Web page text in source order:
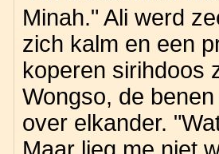
Minah." Ali werd
zich kalm en een
koperen sirihdoos
Wongso, de
over elkander.